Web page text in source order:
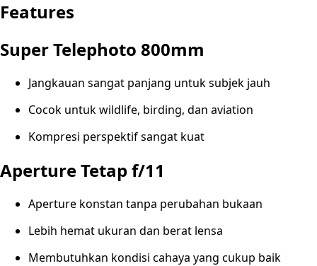
Features
Super Telephoto 800mm
Jangkauan sangat panjang untuk subjek jauh
Cocok untuk wildlife, birding, dan aviation
Kompresi perspektif sangat kuat
Aperture Tetap f/11
Aperture konstan tanpa perubahan bukaan
Lebih hemat ukuran dan berat lensa
Membutuhkan kondisi cahaya yang cukup baik